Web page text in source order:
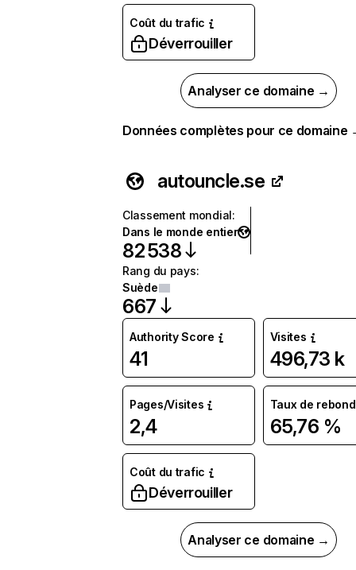
Coût du trafic
Déverrouiller
Analyser ce domaine →
Données complètes pour ce domaine
autouncle.se
Classement mondial:
Dans le monde entier
82 538
Rang du pays:
Suède
667
Authority Score
41
Visites
496,73 k
Pages/Visites
2,4
Taux de rebond
65,76 %
Coût du trafic
Déverrouiller
Analyser ce domaine →